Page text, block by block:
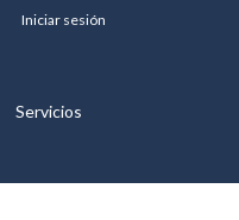
Iniciar sesión
Servicios